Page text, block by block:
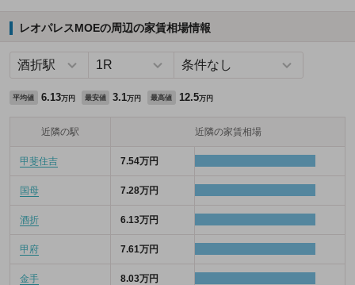
レオパレスMOEの周辺の家賃相場情報
平均値 6.13万円 最安値 3.1万円 最高値 12.5万円
近隣の駅 近隣の家賃相場
甲斐住吉 7.54万円
国母 7.28万円
酒折 6.13万円
甲府 7.61万円
金手 8.03万円